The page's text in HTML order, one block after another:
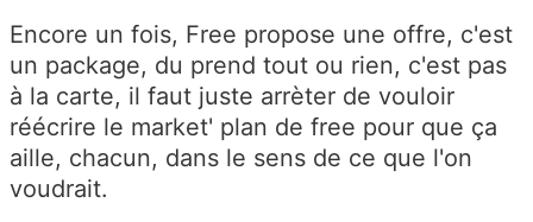
Encore un fois, Free propose une offre, c'est
un package, du prend tout ou rien, c'est pas
à la carte, il faut juste arrèter de vouloir
réécrire le market' plan de free pour que ça
aille, chacun, dans le sens de ce que l'on
voudrait.